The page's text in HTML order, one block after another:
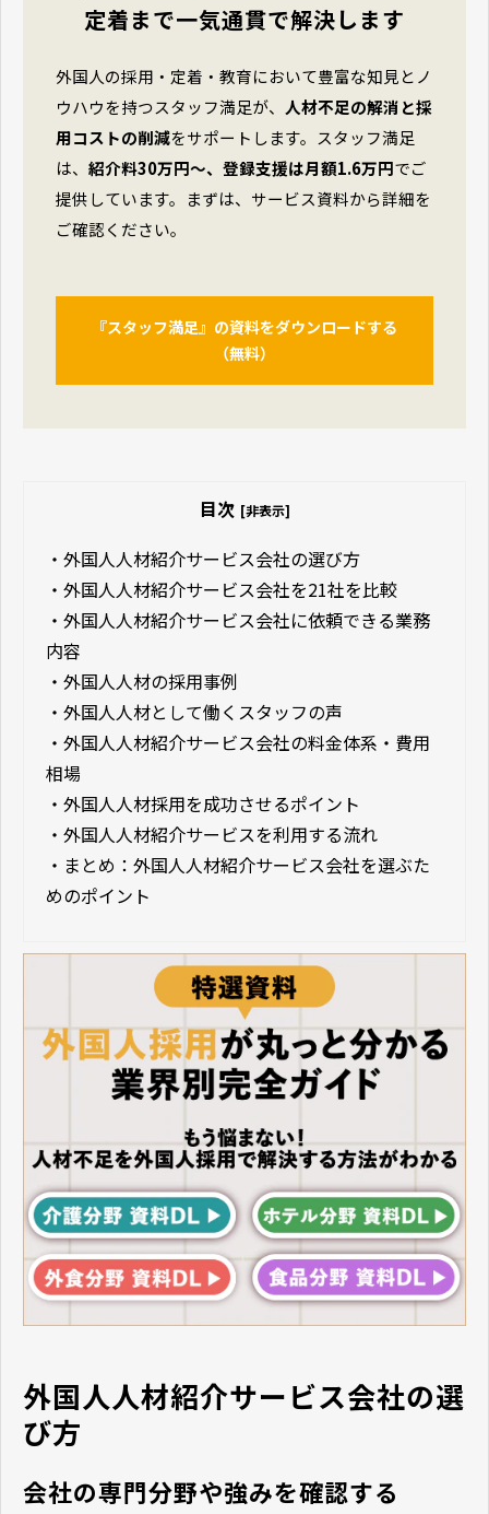
定着まで一気通貫で解決します
外国人の採用・定着・教育において豊富な知見とノ
ウハウを持つスタッフ満足が、 人材不足の解消と採
用コストの削減をサポートします。スタッフ満足
は、 紹介料30万円〜、登録支援は月額1.6万円でご
提供しています。まずは、サービス資料から詳細を
ご確認ください。
『スタッフ満足』の資料をダウンロードする
（無料）
目次 [非表示]
・ 外国人人材紹介サービス会社の選び方
・ 外国人人材紹介サービス会社を21社を比較
・ 外国人人材紹介サービス会社に依頼できる業務
内容
・ 外国人人材の採用事例
・ 外国人人材として働くスタッフの声
・ 外国人人材紹介サービス会社の料金体系・費用
相場
・ 外国人人材採用を成功させるポイント
・ 外国人人材紹介サービスを利用する流れ
・ まとめ：外国人人材紹介サービス会社を選ぶた
めのポイント
外国人人材紹介サービス会社の選
び方
会社の専門分野や強みを確認する